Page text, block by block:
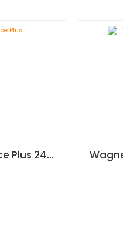
Wagner SteamForce Plus 2404466